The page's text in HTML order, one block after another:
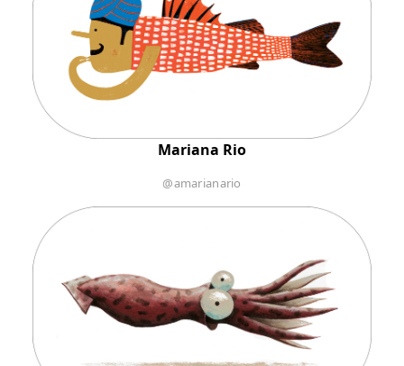
Mariana Rio
@amarianario